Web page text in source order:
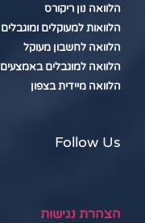
הלוואה נון ריקורס
הלוואות למעוקלים ומוגבלים
הלוואה לחשבון מעוקל
הלוואה למוגבלים באמצעים
הלוואה מיידית בצפון
Follow Us
הצהרת נגישות